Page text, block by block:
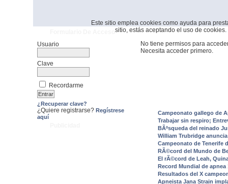
Este sitio emplea cookies como ayuda para
sitio, estás aceptando el uso de cookies.
Usuario
Clave
Recordarme
¿Recuperar clave?
¿Quiere registrarse? Regístrese
aquí
No tiene permisos para
Necesita acceder primero.
Campeonato gallego de
Trabajar sin respiro;
BÃºsqueda del reinado
William Trubridge
Campeonato de Tenerife
RÃ©cord del Mundo de
El rÃ©cord de Leah,
Record Mundial de
Resultados del X
Apneista Jana Strain